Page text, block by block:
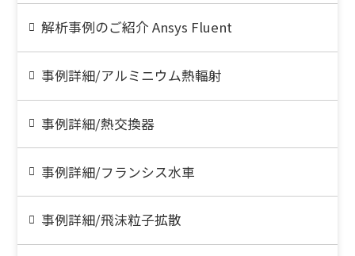
解析事例のご紹介 Ansys Fluent
事例詳細/アルミニウム熱輻射
事例詳細/熱交換器
事例詳細/フランシス水車
事例詳細/飛沫粒子拡散